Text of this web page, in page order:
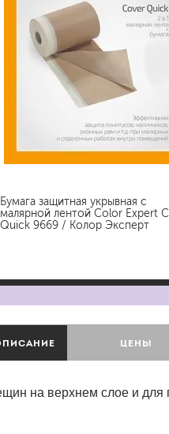
спирит, ацетон
ржавчины
и цемента
затирки
Бумага защитная укрывная с
малярной лентой Color Expert
Quick 9669 / Колор Эксперт
ЦЕНЫ
на верхнем слое и